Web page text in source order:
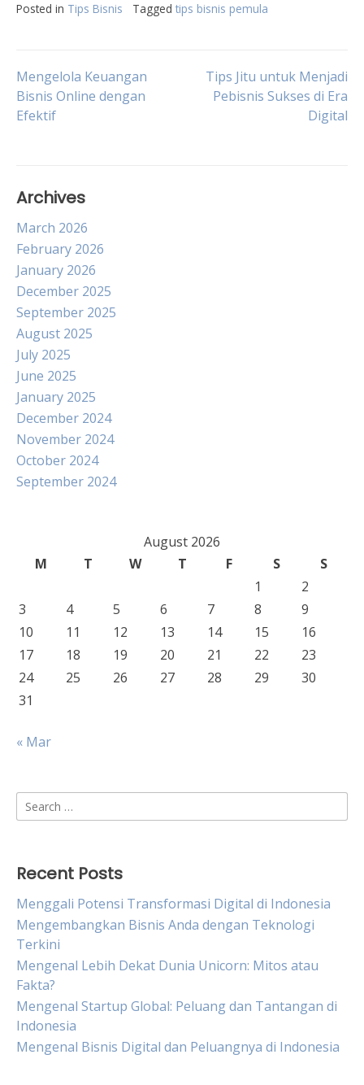
Posted in Tips Bisnis Tagged tips bisnis pemula
Post
navigation
Mengelola Keuangan
Bisnis Online dengan
Efektif
Tips Jitu untuk Menjadi
Pebisnis Sukses di Era
Digital
Archives
March 2026
February 2026
January 2026
December 2025
September 2025
August 2025
July 2025
June 2025
January 2025
December 2024
November 2024
October 2024
September 2024
August 2026
M
T W T F S
S
1
2
3
4 5 6 7 8
9
10
11 12 13 14 15
16
17
18 19 20 21 22
23
24
25 26 27 28 29
30
31
« Mar
Search
for:
Recent Posts
Menggali Potensi Transformasi Digital di Indonesia
Mengembangkan Bisnis Anda dengan Teknologi
Terkini
Mengenal Lebih Dekat Dunia Unicorn: Mitos atau
Fakta?
Mengenal Startup Global: Peluang dan Tantangan di
Indonesia
Mengenal Bisnis Digital dan Peluangnya di Indonesia